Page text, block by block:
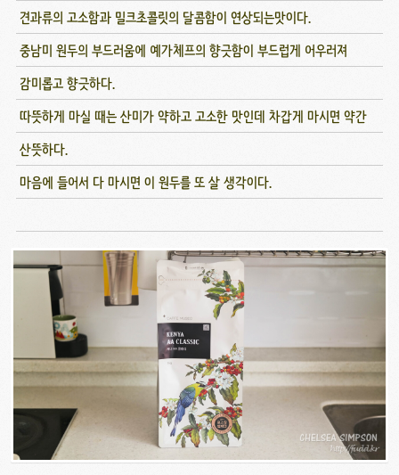
견과류의 고소함과 밀크초콜릿의 달콤함이 연상되는맛이다.
중남미 원두의 부드러움에 예가체프의 향긋함이 부드럽게 어우러져
감미롭고 향긋하다.
따뜻하게 마실 때는 산미가 약하고 고소한 맛인데 차갑게 마시면 약간
산뜻하다.
마음에 들어서 다 마시면 이 원두를 또 살 생각이다.